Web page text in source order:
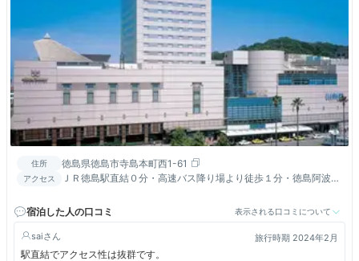
住所 徳島県徳島市寺島本町西1-61
アクセス
ＪＲ徳島駅直結０分・高速バス降り場より徒歩１分・徳島阿波お
宿泊した人の口コミ
表示される口コミについて
sai 旅行時期 2024年2月
駅直結でアクセス性は抜群です。